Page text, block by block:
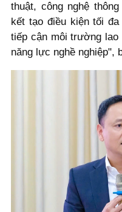
thuật, công nghệ
kết tạo điều kiện tối
tiếp cận môi trường
năng lực nghề nghiệp",